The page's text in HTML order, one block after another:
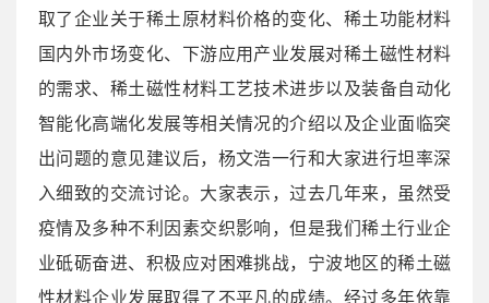
取了企业关于稀土原材料价格的变化、稀土功能材料
国内外市场变化、下游应用产业发展对稀土磁性材料
的需求、稀土磁性材料工艺技术进步以及装备自动化
智能化高端化发展等相关情况的介绍以及企业面临突
出问题的意见建议后，杨文浩一行和大家进行坦率深
入细致的交流讨论。大家表示，过去几年来，虽然受
疫情及多种不利因素交织影响，但是我们稀土行业企
业砥砺奋进、积极应对困难挑战，宁波地区的稀土磁